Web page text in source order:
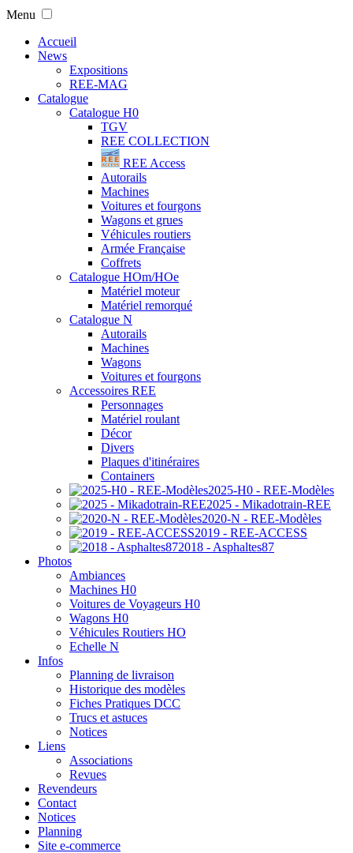
Menu
Accueil
News
Expositions
REE-MAG
Catalogue
Catalogue H0
TGV
REE COLLECTION
REE Access
Autorails
Machines
Voitures et fourgons
Wagons et grues
Véhicules routiers
Armée Française
Coffrets
Catalogue HOm/HOe
Matériel moteur
Matériel remorqué
Catalogue N
Autorails
Machines
Wagons
Voitures et fourgons
Accessoires REE
Personnages
Matériel roulant
Décor
Divers
Plaques d'itinéraires
Containers
2025-H0 - REE-Modèles
2025 - Mikadotrain-REE
2020-N - REE-Modèles
2019 - REE-ACCESS
2018 - Asphaltes87
Photos
Ambiances
Machines H0
Voitures de Voyageurs H0
Wagons H0
Véhicules Routiers HO
Echelle N
Infos
Planning de livraison
Historique des modèles
Fiches Pratiques DCC
Trucs et astuces
Notices
Liens
Associations
Revues
Revendeurs
Contact
Notices
Planning
Site e-commerce